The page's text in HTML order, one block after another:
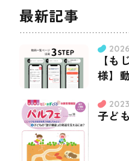
最新記事
【
様】
子ど